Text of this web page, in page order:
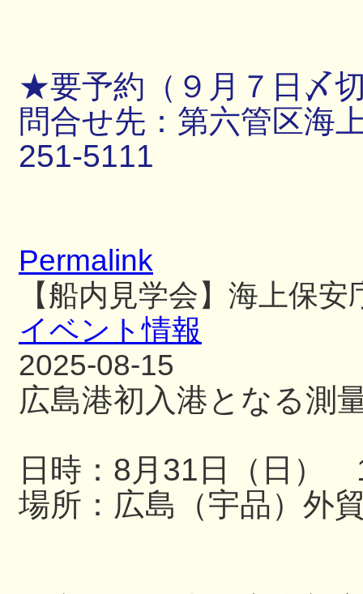
★要予約（９月７日〆
問合せ先：第六管区海
251-5111
Permalink
【船内見学会】海上保
イベント情報
2025-08-15
広島港初入港となる測
日時：8月31日（日）
場所：広島（宇品）外